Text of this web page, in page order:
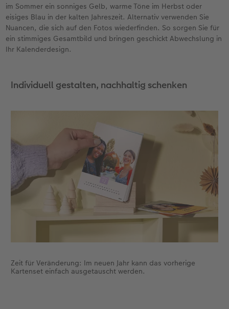
im Sommer ein sonniges Gelb, warme Töne im Herbst oder
eisiges Blau in der kalten Jahreszeit. Alternativ verwenden Sie
Nuancen, die sich auf den Fotos wiederfinden. So sorgen Sie für
ein stimmiges Gesamtbild und bringen geschickt Abwechslung in
Ihr Kalenderdesign.
Individuell gestalten, nachhaltig schenken
Zeit für Veränderung: Im neuen Jahr kann das vorherige
Kartenset einfach ausgetauscht werden.